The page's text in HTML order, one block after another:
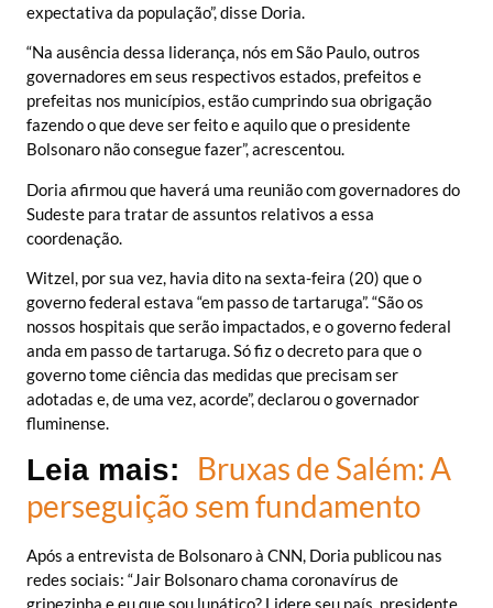
expectativa da população”, disse Doria.
“Na ausência dessa liderança, nós em São Paulo, outros
governadores em seus respectivos estados, prefeitos e
prefeitas nos municípios, estão cumprindo sua obrigação
fazendo o que deve ser feito e aquilo que o presidente
Bolsonaro não consegue fazer”, acrescentou.
Doria afirmou que haverá uma reunião com governadores do
Sudeste para tratar de assuntos relativos a essa
coordenação.
Witzel, por sua vez, havia dito na sexta-feira (20) que o
governo federal estava “em passo de tartaruga”. “São os
nossos hospitais que serão impactados, e o governo federal
anda em passo de tartaruga. Só fiz o decreto para que o
governo tome ciência das medidas que precisam ser
adotadas e, de uma vez, acorde”, declarou o governador
fluminense.
Leia mais:
Bruxas de Salém: A
perseguição sem fundamento
Após a entrevista de Bolsonaro à CNN, Doria publicou nas
redes sociais: “Jair Bolsonaro chama coronavírus de